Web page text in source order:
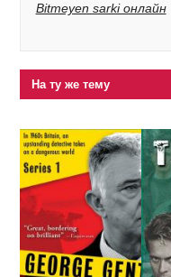
Bitmeyen sarki онлайн
На ту же тему